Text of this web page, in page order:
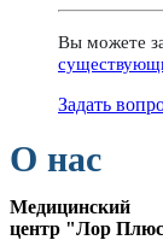
Вы можете
Задать
О нас
Медицинский
центр "Лор